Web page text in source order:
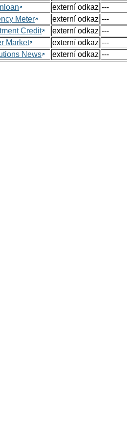
externí odkaz ---
Meter
externí odkaz ---
Credit
externí odkaz ---
Market
externí odkaz ---
News
externí odkaz ---